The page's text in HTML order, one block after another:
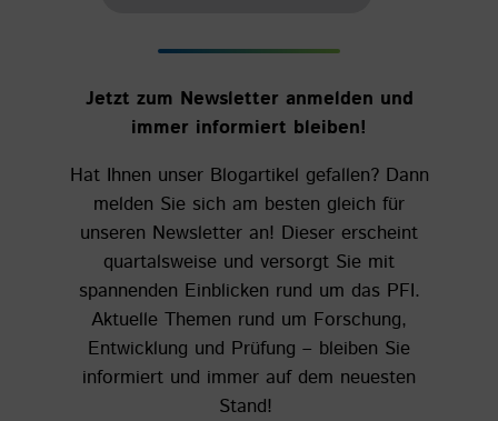
Jetzt zum Newsletter anmelden und
immer informiert bleiben!
Hat Ihnen unser Blogartikel gefallen? Dann
melden Sie sich am besten gleich für
unseren Newsletter an! Dieser erscheint
quartalsweise und versorgt Sie mit
spannenden Einblicken rund um das PFI.
Aktuelle Themen rund um Forschung,
Entwicklung und Prüfung – bleiben Sie
informiert und immer auf dem neuesten
Stand!